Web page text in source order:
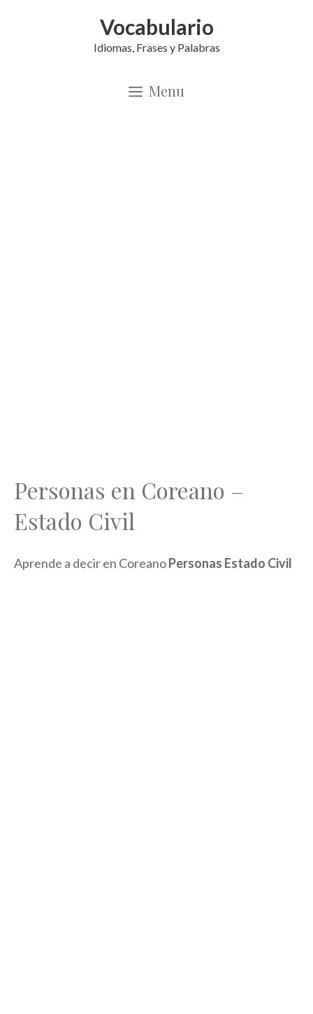
Vocabulario
Idiomas, Frases y Palabras
Menu
Personas en Coreano –
Estado Civil
Aprende a decir en CoreanoPersonas Estado Civil